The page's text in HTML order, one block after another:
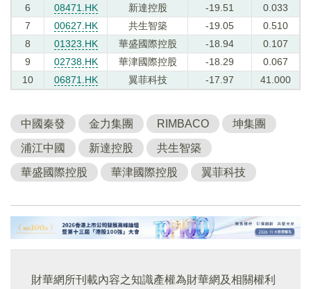
6
08471.HK 新達控股 -19.51
0.033
7
00627.HK 共生智築 -19.05
0.510
8
01323.HK 華盛國際控股 -18.94
0.107
9
02738.HK 華津國際控股 -18.29
0.067
10
06871.HK 翼菲科技 -17.97 41.000
中國秦發 金力集團 RIMBACO 坤集團
浦江中國 新達控股 共生智築
華盛國際控股 華津國際控股 翼菲科技
財華網所刊載內容之知識產權為財華網及相關權利